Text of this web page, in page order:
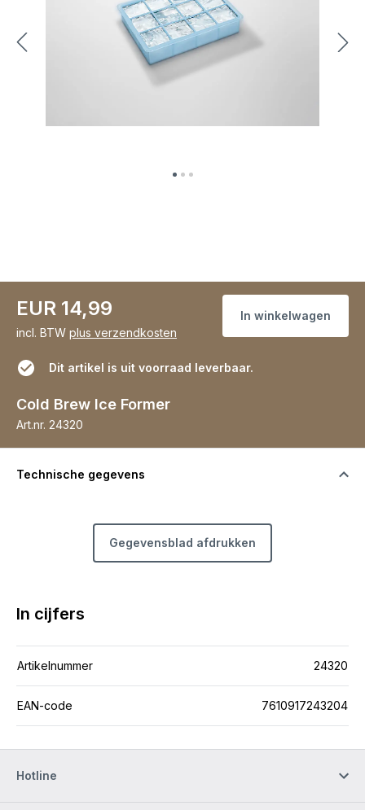
EUR 14,99
incl. BTW plus verzendkosten
In winkelwagen
Dit artikel is uit voorraad leverbaar.
Cold Brew Ice Former
Art.nr. 24320
Technische gegevens
Gegevensblad afdrukken
In cijfers
Artikelnummer 24320
EAN-code 7610917243204
Hotline